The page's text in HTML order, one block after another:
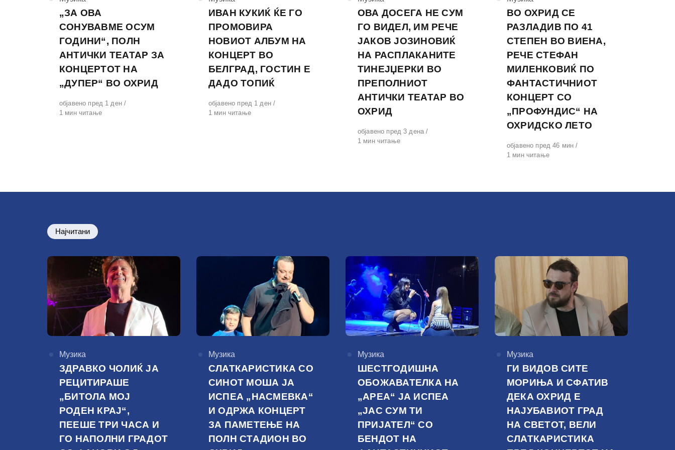
„ЗА ОВА
СОНУВАВМЕ ОСУМ
ГОДИНИ“, ПОЛН
АНТИЧКИ ТЕАТАР ЗА
КОНЦЕРТОТ НА
„ДУПЕР“ ВО ОХРИД
Објавено
на
објавено пред 1 ден
1 мин читање
ИВАН КУКИЌ ЌЕ ГО
ПРОМОВИРА
НОВИОТ АЛБУМ НА
КОНЦЕРТ ВО
БЕЛГРАД, ГОСТИН Е
ДАДО ТОПИЌ
Објавено
на
објавено пред 1 ден
1 мин читање
ОВА ДОСЕГА НЕ СУМ
ГО ВИДЕЛ, ИМ РЕЧЕ
ЈАКОВ ЈОЗИНОВИЌ
НА РАСПЛАКАНИТЕ
ТИНЕЈЏЕРКИ ВО
ПРЕПОЛНИОТ
АНТИЧКИ ТЕАТАР ВО
ОХРИД
Објавено
на
објавено пред 3 дена
1 мин читање
ВО ОХРИД СЕ
РАЗЛАДИВ ПО 41
СТЕПЕН ВО ВИЕНА,
РЕЧЕ СТЕФАН
МИЛЕНКОВИЌ ПО
ФАНТАСТИЧНИОТ
КОНЦЕРТ СО
„ПРОФУНДИС“ НА
ОХРИДСКО ЛЕТО
Објавено
на
објавено пред 46 мин
1 мин читање
Најчитани
КАтегорија
Музика
ЗДРАВКО ЧОЛИЌ ЈА
РЕЦИТИРАШЕ
„БИТОЛА МОЈ
РОДЕН КРАЈ“,
ПЕЕШЕ ТРИ ЧАСА И
ГО НАПОЛНИ ГРАДОТ
КАтегорија
Музика
СЛАТКАРИСТИКА СО
СИНОТ МОША ЈА
ИСПЕА „НАСМЕВКА“
И ОДРЖА КОНЦЕРТ
ЗА ПАМЕТЕЊЕ НА
ПОЛН СТАДИОН ВО
КАтегорија
Музика
ШЕСТГОДИШНА
ОБОЖАВАТЕЛКА НА
„АРЕА“ ЈА ИСПЕА
„ЈАС СУМ ТИ
ПРИЈАТЕЛ“ СО
БЕНДОТ НА
КАтегорија
Музика
ГИ ВИДОВ СИТЕ
МОРИЊА И СФАТИВ
ДЕКА ОХРИД Е
НАЈУБАВИОТ ГРАД
НА СВЕТОТ, ВЕЛИ
СЛАТКАРИСТИКА